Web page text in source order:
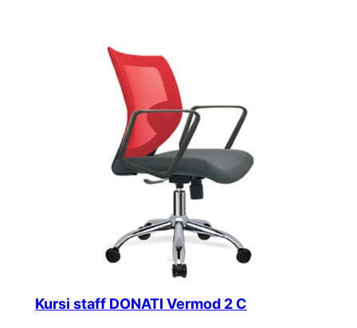
Kursi staff DONATI Vermod 2 C